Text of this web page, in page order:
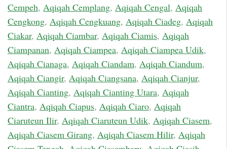
Cempeh, Aqiqah Cemplang, Aqiqah Cengal, Aqiqah
Cengkong, Aqiqah Cengkuang, Aqiqah Ciadeg, Aqiqah
Ciakar, Aqiqah Ciambar, Aqiqah Ciamis, Aqiqah
Ciampanan, Aqiqah Ciampea, Aqiqah Ciampea Udik,
Aqiqah Cianaga, Aqiqah Ciandam, Aqiqah Ciandum,
Aqiqah Ciangir, Aqiqah Ciangsana, Aqiqah Cianjur,
Aqiqah Cianting, Aqiqah Cianting Utara, Aqiqah
Ciantra, Aqiqah Ciapus, Aqiqah Ciaro, Aqiqah
Ciaruteun Ilir, Aqiqah Ciaruteun Udik, Aqiqah Ciasem,
Aqiqah Ciasem Girang, Aqiqah Ciasem Hilir, Aqiqah